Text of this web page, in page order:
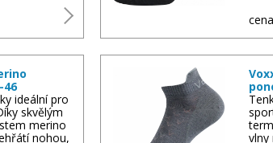
46
ideální pro
skvělým
merino
nohou,
vlny